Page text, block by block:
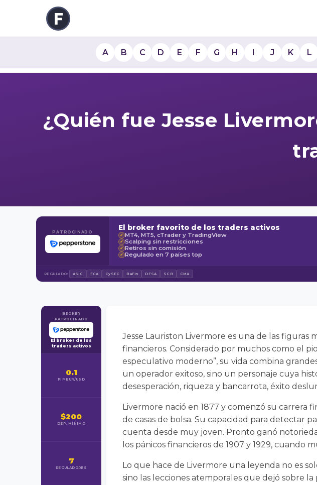
A B C D E F G H I J K L
¿Quién fue Jesse
PATROCINADO El broker favorito de los traders activos
✓ MT4, MT5, cTrader y TradingView
✓ Scalping sin restricciones
✓ Retiros sin comisión
✓ Regulado en 7 países top
REGULADO: ASIC FCA CySEC BaFin DFSA SCB CMA
BROKER
PATROCINADO
El broker de los
traders activos
0.1
PIP EUR/USD
$200
DEP. MÍNIMO
7
REGULADORES
Jesse Lauriston Livermore es una de las figuras
financieros. Considerado por muchos como el
especulativo moderno”, su vida combina
un operador exitoso, sino un personaje cuya
desesperación, riqueza y bancarrota, éxito
Livermore nació en 1877 y comenzó su carrera
de casas de bolsa. Su capacidad para detectar
cuenta desde muy joven. Pronto ganó
los pánicos financieros de 1907 y 1929, cuando
Lo que hace de Livermore una leyenda no es
sino las lecciones atemporales que dejó sobre